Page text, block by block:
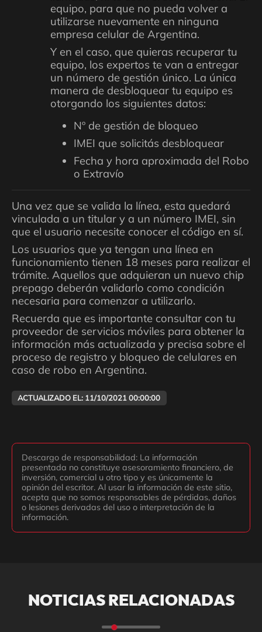
equipo, para que no pueda volver a
utilizarse nuevamente en ninguna
empresa celular de Argentina.
Y en el caso, que quieras recuperar tu
equipo, los expertos te van a entregar
un número de gestión único. La única
manera de desbloquear tu equipo es
otorgando los siguientes datos:
Nº de gestión de bloqueo
IMEI que solicitás desbloquear
Fecha y hora aproximada del Robo
o Extravío
Una vez que se valida la línea, esta quedará
vinculada a un titular y a un número IMEI, sin
que el usuario necesite conocer el código en sí.
Los usuarios que ya tengan una línea en
funcionamiento tienen 18 meses para realizar el
trámite. Aquellos que adquieran un nuevo chip
prepago deberán validarlo como condición
necesaria para comenzar a utilizarlo.
Recuerda que es importante consultar con tu
proveedor de servicios móviles para obtener la
información más actualizada y precisa sobre el
proceso de registro y bloqueo de celulares en
caso de robo en Argentina.
ACTUALIZADO EL: 11/10/2021 00:00:00
Descargo de responsabilidad: La información
presentada no constituye asesoramiento financiero, de
inversión, comercial u otro tipo y es únicamente la
opinión del escritor. Al usar la información de este sitio,
acepta que no somos responsables de pérdidas, daños
o lesiones derivadas del uso o interpretación de la
información.
NOTICIAS RELACIONADAS